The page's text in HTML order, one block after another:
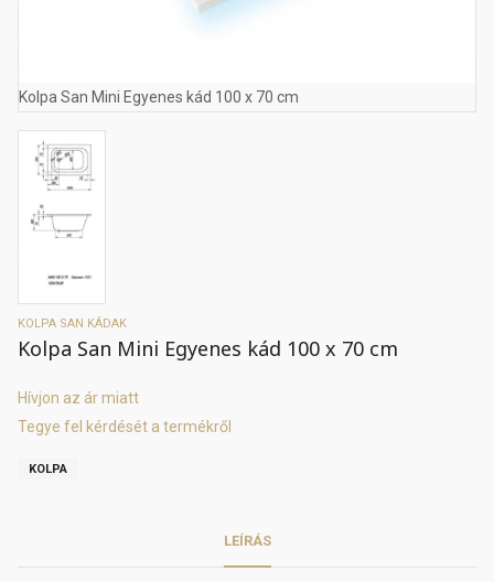
Kolpa San Mini Egyenes kád 100 x 70 cm
KOLPA SAN KÁDAK
Kolpa San Mini Egyenes kád 100 x 70 cm
Hívjon az ár miatt
Tegye fel kérdését a termékről
KOLPA
LEÍRÁS